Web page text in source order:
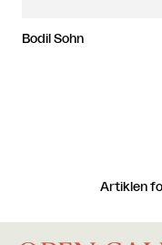
Bodil Sohn
Artiklen